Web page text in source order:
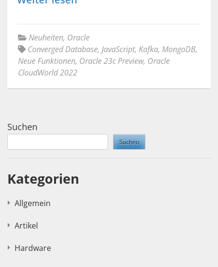
Neuheiten, Oracle
Converged Database, JavaScript, Kafka, MongoDB,
Neue Funktionen, Oracle 23c Preview, Oracle
CloudWorld 2022
Suchen
Suchen
Kategorien
Allgemein
Artikel
Hardware